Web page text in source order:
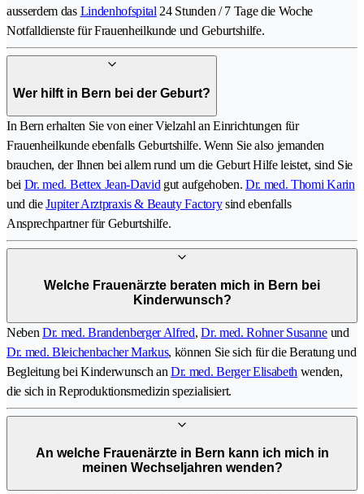
ausserdem das Lindenhofspital24 Stunden / 7 Tage die Woche
Notfalldienste für Frauenheilkunde und Geburtshilfe.
Wer hilft in Bern bei der Geburt?
In Bern erhalten Sie von einer Vielzahl an Einrichtungen für
Frauenheilkunde ebenfalls Geburtshilfe. Wenn Sie also jemanden
brauchen, der Ihnen bei allem rund um die Geburt Hilfe leistet, sind Sie
bei Dr. med. Bettex Jean-David gut aufgehoben. Dr. med. Thomi Karin
und dieJupiter Arztpraxis & Beauty Factorysind ebenfalls
Ansprechpartner für Geburtshilfe.
Welche Frauenärzte beraten mich in Bern bei
Kinderwunsch?
NebenDr. med. Brandenberger Alfred,Dr. med. Rohner Susanneund
Dr. med. Bleichenbacher Markus, können Sie sich für die Beratung und
Begleitung bei Kinderwunsch anDr. med. Berger Elisabeth wenden,
die sich in Reproduktionsmedizin spezialisiert.
An welche Frauenärzte in Bern kann ich mich in
meinen Wechseljahren wenden?